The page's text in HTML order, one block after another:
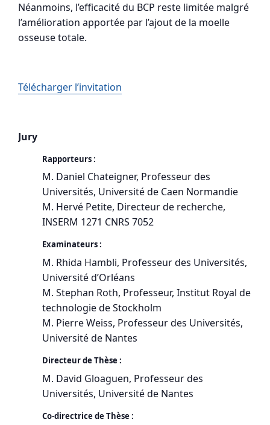
Néanmoins, l’efficacité du BCP reste limitée malgré
l’amélioration apportée par l’ajout de la moelle
osseuse totale.
Télécharger l’invitation
Jury
Rapporteurs :
M. Daniel Chateigner, Professeur des
Universités, Université de Caen Normandie
M. Hervé Petite, Directeur de recherche,
INSERM 1271 CNRS 7052
Examinateurs :
M. Rhida Hambli, Professeur des Universités,
Université d’Orléans
M. Stephan Roth, Professeur, Institut Royal de
technologie de Stockholm
M. Pierre Weiss, Professeur des Universités,
Université de Nantes
Directeur de Thèse :
M. David Gloaguen, Professeur des
Universités, Université de Nantes
Co-directrice de Thèse :